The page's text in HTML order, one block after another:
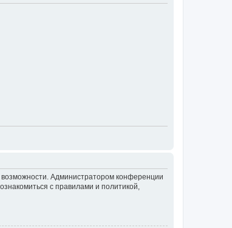
Администратором конференции
с правилами и политикой,